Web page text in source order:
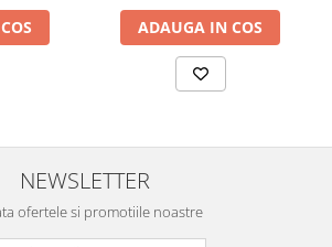
ADAUGA IN COS
NEWSLETTER
ofertele si promotiile noastre